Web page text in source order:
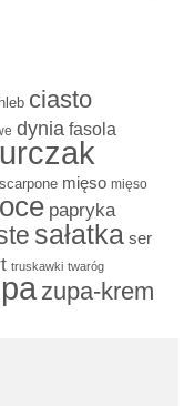
ciasto
dynia fasola
mięso mięso
papryka
sałatka ser
truskawki twaróg
zupa-krem